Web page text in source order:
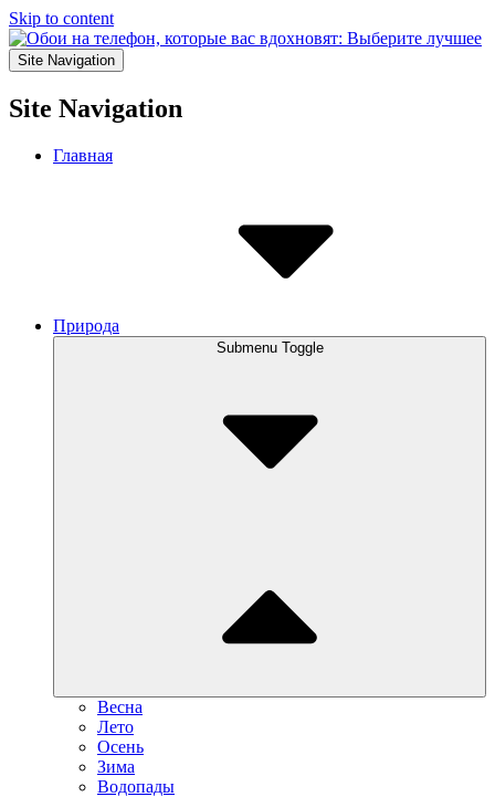
Skip to content
Site Navigation
Site Navigation
Главная
Природа
Submenu Toggle
Весна
Лето
Осень
Зима
Водопады